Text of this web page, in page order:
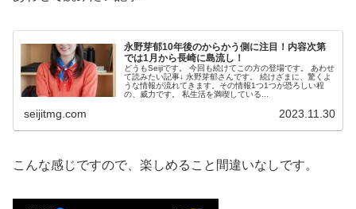
永野芽郁10年後のからかう側に注目！内容次第
では1月から長崎に島流し！
どうもSeijiです。 今回も続けてこの方の登場です。 あわせ
て読みたい記事↓ 永野芽郁さんです。 続けざまに、驚くよ
うな情報が流れてきます。その情報1つ1つが恐ろしい程
の、威力です。 私生活を満喫している...
seijitmg.com 2023.11.30
こんな感じですので、楽しめること間違いなしです。